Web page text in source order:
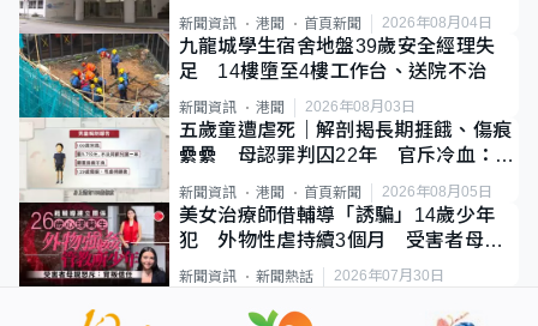
新聞資訊 港聞 首頁新聞 2026年08月04日
九龍城學生宿舍地盤39歲安全經理失
足 14樓墮至4樓工作台、送院不治
新聞資訊 港聞 2026年08月03日
五歲童遭虐死｜解剖揭長期捱餓、傷痕
纍纍 母認罪判囚22年 官斥冷血：同
類案最惡劣
新聞資訊 港聞 首頁新聞 2026年08月05日
美女治療師借輔導「誘騙」14歲少年
犯 外物性虐持續3個月 受害者母：
要保護其他人
新聞資訊 新聞熱話 2026年07月30日